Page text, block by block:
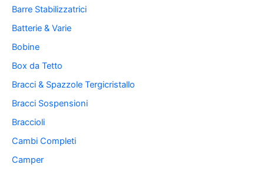
Barre Stabilizzatrici
Batterie & Varie
Bobine
Box da Tetto
Bracci & Spazzole Tergicristallo
Bracci Sospensioni
Braccioli
Cambi Completi
Camper